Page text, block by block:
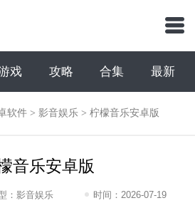
戏 攻略 合集 最新
软件 >影音娱乐 >柠檬音乐安卓版
音乐安卓版
：影音娱乐 时间： 2026-07-19